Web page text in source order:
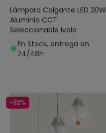
Lámpara Colgante LED 20W
Aluminio CCT
Seleccionable Ivalo
En Stock, entrega en
24/48h
-32%